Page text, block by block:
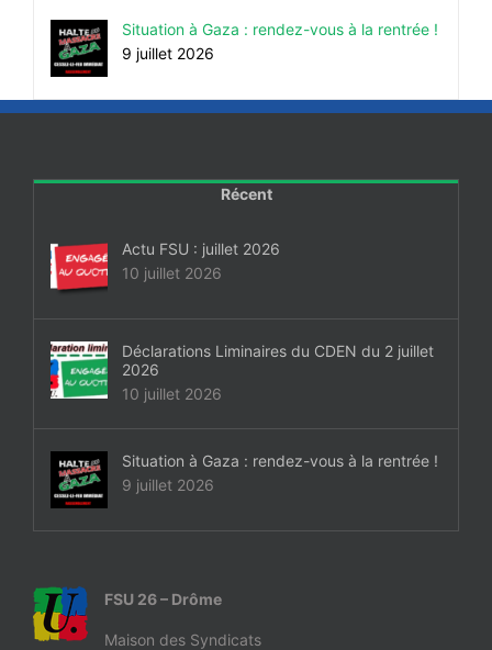
Situation à Gaza : rendez-vous à la rentrée !
9 juillet 2026
Récent
Actu FSU : juillet 2026
10 juillet 2026
Déclarations Liminaires du CDEN du 2 juillet
2026
10 juillet 2026
Situation à Gaza : rendez-vous à la rentrée !
9 juillet 2026
FSU 26 – Drôme
Maison des Syndicats